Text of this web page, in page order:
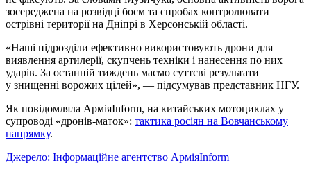
зосереджена на розвідці боєм та спробах контролювати
острівні території на Дніпрі в Херсонській області.
«Наші підрозділи ефективно використовують дрони для
виявлення артилерії, скупчень техніки і нанесення по них
ударів. За останній тиждень маємо суттєві результати
у знищенні ворожих цілей», — підсумував представник НГУ.
Як повідомляла АрміяInform, на китайських мотоциклах у
супроводі «дронів-маток»: тактика росіян на Вовчанському
напрямку.
Джерело: Інформаційне агентство АрміяInform